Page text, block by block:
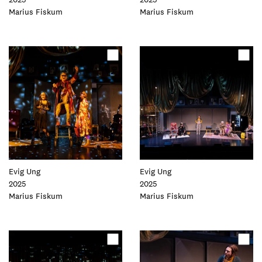
Foto:
Marius Fiskum
Foto:
Marius Fiskum
Oppdater
dette
elementet
Evig Ung
2025
Foto:
Marius Fiskum
elementet
Evig Ung
2025
Foto:
Marius Fiskum
dette
Oppdater